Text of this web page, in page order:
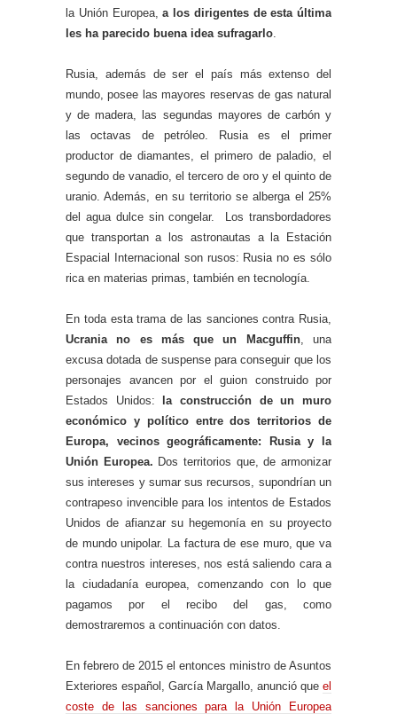
la Unión Europea,a los dirigentes de esta última
les ha parecido buena idea sufragarlo
Rusia, además de ser el país más extenso del
mundo, posee las mayores reservas de gas natural
y de madera, las segundas mayores de carbón y
las octavas de petróleo. Rusia es el primer
productor de diamantes, el primero de paladio, el
segundo de vanadio, el tercero de oro y el quinto de
uranio. Además, en su territorio se alberga el 25%
del agua dulce sin congelar. Los transbordadores
que transportan a los astronautas a la Estación
Espacial Internacional son rusos: Rusia no es sólo
rica en materias primas, también en tecnología.
En toda esta trama de las sanciones contra Rusia,
Ucrania no es más que un Macguffin, una
excusa dotada de suspense para conseguir que los
personajes avancen por el guion construido por
Estados Unidos:
la construcción de un muro
económico y político entre dos territorios de
Europa, vecinos geográficamente: Rusia y la
Unión Europea. Dos territorios que, de armonizar
sus intereses y sumar sus recursos, supondrían un
contrapeso invencible para los intentos de Estados
Unidos de afianzar su hegemonía en su proyecto
de mundo unipolar. La factura de ese muro, que va
contra nuestros intereses, nos está saliendo cara a
la ciudadanía europea, comenzando con lo que
pagamos por el recibo del gas, como
demostraremos a continuación con datos.
En febrero de 2015 el entonces ministro de Asuntos
Exteriores español, García Margallo, anunció que el
coste de las sanciones para la Unión Europea